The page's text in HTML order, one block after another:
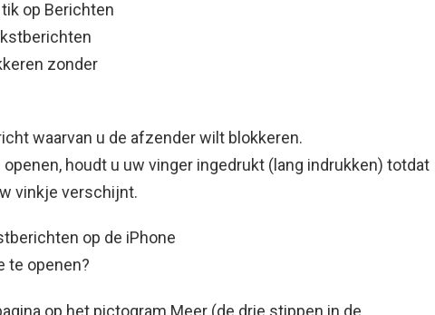
op Berichten
waarvan u de afzender wilt blokkeren.
houdt u uw vinger ingedrukt (lang indrukken) totdat
vinkje verschijnt.
op het pictogram Meer (de drie stippen in de